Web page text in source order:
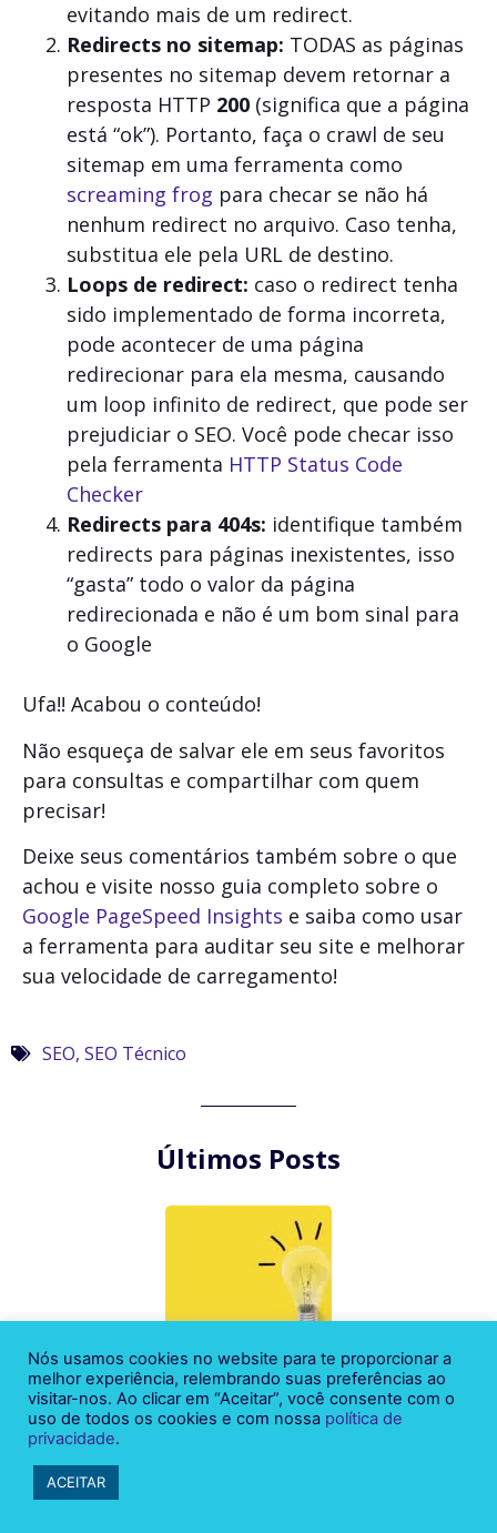
evitando mais de um redirect.
Redirects no sitemap: TODAS as páginas
presentes no sitemap devem retornar a
resposta HTTP 200 (significa que a página
está “ok”). Portanto, faça o crawl de seu
sitemap em uma ferramenta como
screaming frog para checar se não há
nenhum redirect no arquivo. Caso tenha,
substitua ele pela URL de destino.
Loops de redirect: caso o redirect tenha
sido implementado de forma incorreta,
pode acontecer de uma página
redirecionar para ela mesma, causando
um loop infinito de redirect, que pode ser
prejudiciar o SEO. Você pode checar isso
pela ferramenta HTTP Status Code
Checker
Redirects para 404s: identifique também
redirects para páginas inexistentes, isso
“gasta” todo o valor da página
redirecionada e não é um bom sinal para
o Google
Ufa!! Acabou o conteúdo!
Não esqueça de salvar ele em seus favoritos
para consultas e compartilhar com quem
precisar!
Deixe seus comentários também sobre o que
achou e visite nosso guia completo sobre o
Google PageSpeed Insights e saiba como usar
a ferramenta para auditar seu site e melhorar
sua velocidade de carregamento!
SEO, SEO Técnico
Últimos Posts
Inovação: o que é, 4 tipos + dicas para inovar e
exemplos
Nós usamos cookies no website para te proporcionar a
melhor experiência, relembrando suas preferências ao
visitar-nos. Ao clicar em “Aceitar”, você consente com o
uso de todos os cookies e com nossa política de
privacidade.
ACEITAR